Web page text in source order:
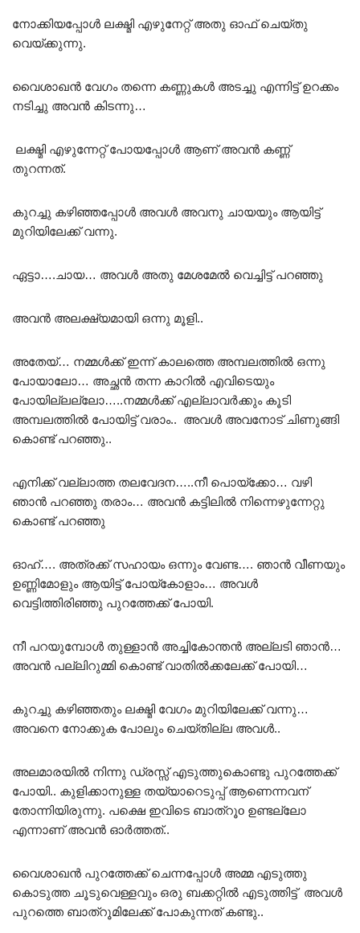
നോക്കിയപ്പോൾ ലക്ഷ്മി എഴുനേറ്റ് അതു ഓഫ് ചെയ്തു
വെയ്ക്കുന്നു.
വൈശാഖൻ വേഗം തന്നെ കണ്ണുകൾ അടച്ചു എന്നിട്ട് ഉറക്കം
നടിച്ചു അവൻ കിടന്നു…
ലക്ഷ്മി എഴുന്നേറ്റ് പോയപ്പോൾ ആണ് അവൻ കണ്ണ്
തുറന്നത്.
കുറച്ചു കഴിഞ്ഞപ്പോൾ അവൾ അവനു ചായയും ആയിട്ട്
മുറിയിലേക്ക് വന്നു.
ഏട്ടാ….ചായ… അവൾ അതു മേശമേൽ വെച്ചിട്ട് പറഞ്ഞു
അവൻ അലക്ഷ്യമായി ഒന്നു മൂളി..
അതേയ്… നമ്മൾക്ക് ഇന്ന് കാലത്തെ അമ്പലത്തിൽ ഒന്നു
പോയാലോ… അച്ഛൻ തന്ന കാറിൽ എവിടെയും
പോയില്ലല്ലോ…..നമ്മൾക്ക് എല്ലാവർക്കും കൂടി
അമ്പലത്തിൽ പോയിട്ട് വരാം.. അവൾ അവനോട് ചിണുങ്ങി
കൊണ്ട് പറഞ്ഞു..
എനിക്ക് വല്ലാത്ത തലവേദന…..നീ പൊയ്ക്കോ… വഴി
ഞാൻ പറഞ്ഞു തരാം… അവൻ കട്ടിലിൽ നിന്നെഴുന്നേറ്റു
കൊണ്ട് പറഞ്ഞു
ഓഹ്…. അത്രക്ക് സഹായം ഒന്നും വേണ്ട…. ഞാൻ വീണയും
ഉണ്ണിമോളും ആയിട്ട് പോയ്കോളാം… അവൾ
വെട്ടിത്തിരിഞ്ഞു പുറത്തേക്ക് പോയി.
നീ പറയുമ്പോൾ തുള്ളാൻ അച്ചികോന്തൻ അല്ലടി ഞാൻ…
അവൻ പല്ലിറുമ്മി കൊണ്ട് വാതിൽക്കലേക്ക് പോയി…
കുറച്ചു കഴിഞ്ഞതും ലക്ഷ്മി വേഗം മുറിയിലേക്ക് വന്നു…
അവനെ നോക്കുക പോലും ചെയ്തില്ല അവൾ..
അലമാരയിൽ നിന്നു ഡ്രസ്സ്‌ എടുത്തുകൊണ്ടു പുറത്തേക്ക്
പോയി.. കുളിക്കാനുള്ള തയ്യാറെടുപ്പ് ആണെന്നവന്
തോന്നിയിരുന്നു. പക്ഷെ ഇവിടെ ബാത്‌റൂo ഉണ്ടല്ലോ
എന്നാണ് അവൻ ഓർത്തത്..
വൈശാഖൻ പുറത്തേക്ക് ചെന്നപ്പോൾ അമ്മ എടുത്തു
കൊടുത്ത ചൂടുവെള്ളവും ഒരു ബക്കറ്റിൽ എടുത്തിട്ട് അവൾ
പുറത്തെ ബാത്റൂമിലേക്ക് പോകുന്നത് കണ്ടു..